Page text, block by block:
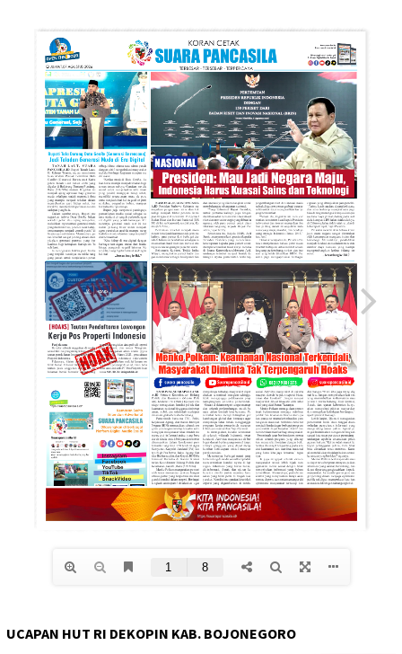
UCAPAN HUT RI DEKOPIN KAB. BOJONEGORO